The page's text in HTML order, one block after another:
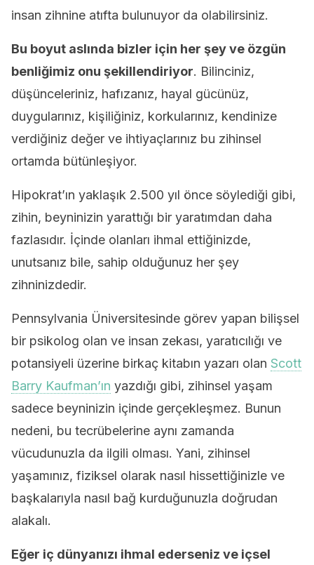
insan zihnine atıfta bulunuyor da olabilirsiniz.
Bu boyut aslında bizler için her şey ve özgün
benliğimiz onu şekillendiriyor. Bilinciniz,
düşünceleriniz, hafızanız, hayal gücünüz,
duygularınız, kişiliğiniz, korkularınız, kendinize
verdiğiniz değer ve ihtiyaçlarınız bu zihinsel
ortamda bütünleşiyor.
Hipokrat’ın yaklaşık 2.500 yıl önce söylediği gibi,
zihin, beyninizin yarattığı bir yaratımdan daha
fazlasıdır. İçinde olanları ihmal ettiğinizde,
unutsanız bile, sahip olduğunuz her şey
zihninizdedir.
Pennsylvania Üniversitesinde görev yapan bilişsel
bir psikolog olan ve insan zekası, yaratıcılığı ve
potansiyeli üzerine birkaç kitabın yazarı olan Scott
Barry Kaufman’ın yazdığı gibi, zihinsel yaşam
sadece beyninizin içinde gerçekleşmez. Bunun
nedeni, bu tecrübelerine aynı zamanda
vücudunuzla da ilgili olması. Yani, zihinsel
yaşamınız, fiziksel olarak nasıl hissettiğinizle ve
başkalarıyla nasıl bağ kurduğunuzla doğrudan
alakalı.
Eğer iç dünyanızı ihmal ederseniz ve içsel